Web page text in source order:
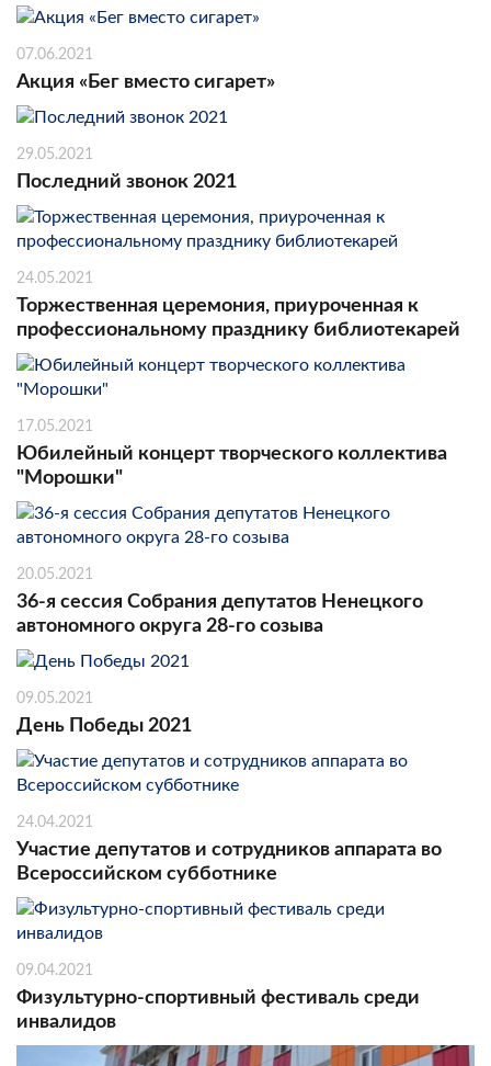
07.06.2021
Акция «Бег вместо сигарет»
29.05.2021
Последний звонок 2021
24.05.2021
Торжественная церемония, приуроченная к
профессиональному празднику библиотекарей
17.05.2021
Юбилейный концерт творческого коллектива
"Морошки"
20.05.2021
36-я сессия Собрания депутатов Ненецкого
автономного округа 28-го созыва
09.05.2021
День Победы 2021
24.04.2021
Участие депутатов и сотрудников аппарата во
Всероссийском субботнике
09.04.2021
Физультурно-спортивный фестиваль среди
инвалидов